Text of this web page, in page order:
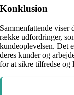
Konklusion
Sammenfattende viser
række udfordringer,
kundeoplevelsen. Det
deres kunder og
for at sikre tilfredse og